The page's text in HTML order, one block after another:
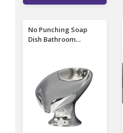
No Punching Soap
Dish Bathroom
Dispenser Gold and
Silver Ceramics
Washbasin Drain Soap
Holder